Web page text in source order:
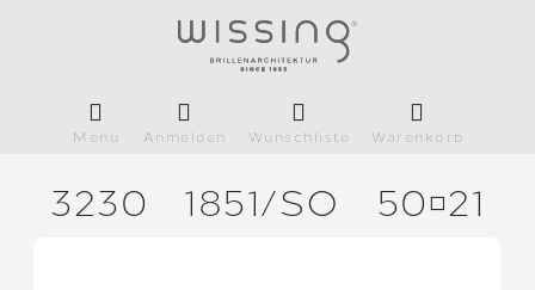
Menü Anmelden Wunschliste Warenkorb
3230 1851/SO 5021